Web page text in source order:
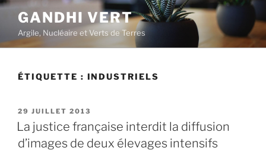
Aller
contenu
principal
GANDHI VERT
Argile, Nucléaire et Verts de Terres
ÉTIQUETTE : INDUSTRIELS
PUBLIÉ
LE
29 JUILLET 2013
La justice française interdit la diffusion
d’images de deux élevages intensifs